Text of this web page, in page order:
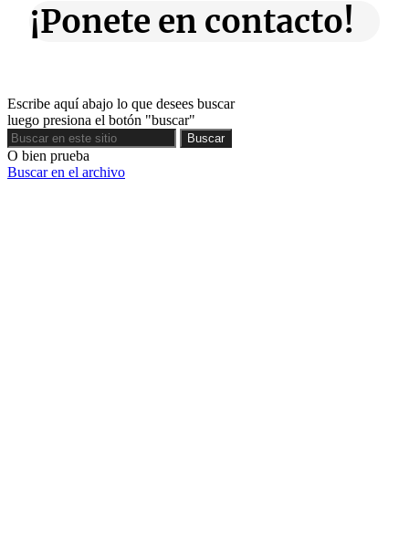
¡Ponete en contacto!
Escribe aquí abajo lo que desees buscar
luego presiona el botón "buscar"
Buscar
Buscar
O bien prueba
Buscar en el archivo